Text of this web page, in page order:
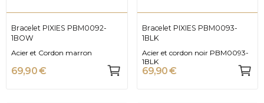
Bracelet PIXIES PBM0092-
1BOW
Acier et Cordon marron
69,90 €
Bracelet PIXIES PBM0093-
1BLK
Acier et cordon noir PBM0093-
1BLK
69,90 €